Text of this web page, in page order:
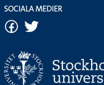
SOCIALA MEDIER